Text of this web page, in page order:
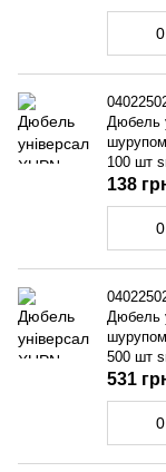
Дюбель
100 шт
138
Дюбель
500 шт
531